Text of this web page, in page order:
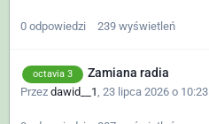
0 odpowiedzi 239 wyświetleń
octavia 3 Zamiana radia
Przez dawid__1 23 lipca 2026 o 10:23